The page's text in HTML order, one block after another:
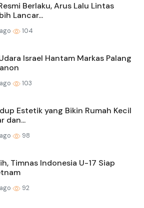
Berlaku, Arus Lalu Lintas
Lancar...
104
Israel Hantam Markas Palang
103
Estetik yang Bikin Rumah Kecil
dan...
98
Timnas Indonesia U-17 Siap
92